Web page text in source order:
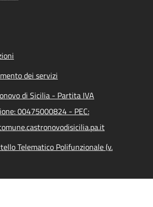
dei servizi
di Sicilia - Partita IVA
00475000824 - PEC:
Telematico Polifunzionale (v.